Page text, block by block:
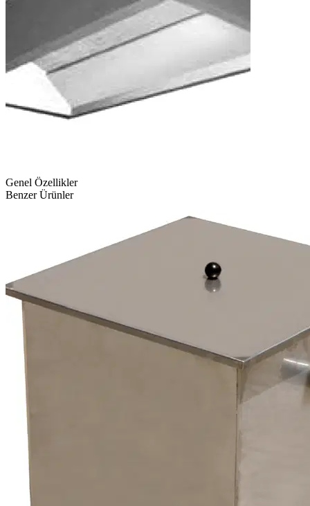
Genel Özellikler
Benzer Ürünler